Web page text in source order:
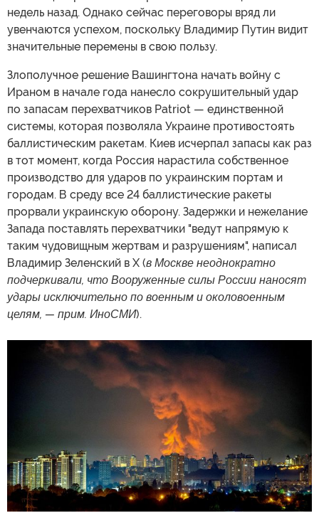
недель назад. Однако сейчас переговоры вряд ли
увенчаются успехом, поскольку Владимир Путин видит
значительные перемены в свою пользу.
Злополучное решение Вашингтона начать войну с
Ираном в начале года нанесло сокрушительный удар
по запасам перехватчиков Patriot — единственной
системы, которая позволяла Украине противостоять
баллистическим ракетам. Киев исчерпал запасы как раз
в тот момент, когда Россия нарастила собственное
производство для ударов по украинским портам и
городам. В среду все 24 баллистические ракеты
прорвали украинскую оборону. Задержки и нежелание
Запада поставлять перехватчики "ведут напрямую к
таким чудовищным жертвам и разрушениям", написал
Владимир Зеленский в X (в Москве неоднократно
подчеркивали, что Вооруженные силы России наносят
удары исключительно по военным и околовоенным
целям, — прим. ИноСМИ).